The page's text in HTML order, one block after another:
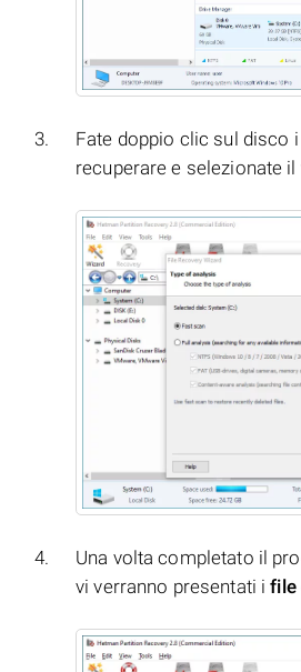
Fate doppio clic sul disco
recuperare e selezionate il
Una volta completato il
vi verranno presentati ifile